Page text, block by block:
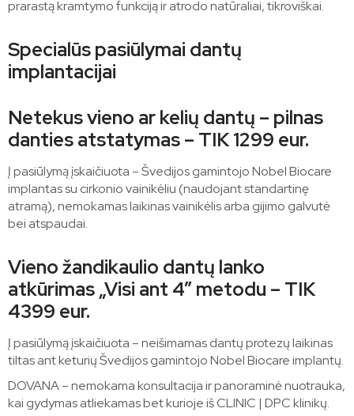
prarastą kramtymo funkciją ir atrodo natūraliai, tikroviškai.
Specialūs pasiūlymai dantų
implantacijai
Netekus vieno ar kelių dantų – pilnas
danties atstatymas – TIK 1299 eur.
Į pasiūlymą įskaičiuota – Švedijos gamintojo Nobel Biocare
implantas su cirkonio vainikėliu (naudojant standartinę
atramą), nemokamas laikinas vainikėlis arba gijimo galvutė
bei atspaudai.
Vieno žandikaulio dantų lanko
atkūrimas „Visi ant 4” metodu – TIK
4399 eur.
Į pasiūlymą įskaičiuota – neišimamas dantų protezų laikinas
tiltas ant keturių Švedijos gamintojo Nobel Biocare implantų.
DOVANA – nemokama konsultacija ir panoraminė nuotrauka,
kai gydymas atliekamas bet kurioje iš CLINIC | DPC klinikų.